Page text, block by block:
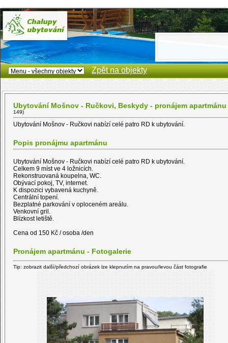
Zpět na objekty
Ubytování Mošnov - Ručkovi, Beskydy - pronájem apartmánu
149)
Ubytování Mošnov - Ručkovi nabízí celé patro RD k ubytování.
Popis pronájmu apartmánu
Ubytování Mošnov - Ručkovi nabízí celé patro RD k ubytování.
Celkem 9 míst ve 4 ložnicích.
Rekonstruovaná koupelna, WC.
Obývací pokoj, TV, internet.
K dispozici vybavená kuchyně.
Centrální topení.
Bezplatné parkování v oploceném areálu.
Venkovní gril.
Blízkost letiště.
Cena od 150 Kč / osoba /den
Pronájem apartmánu - Fotogalerie
Tip: zobrazit další/předchozí obrázek lze klepnutím na pravou/levou část fotografie